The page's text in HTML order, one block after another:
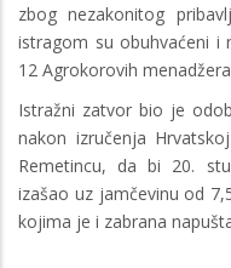
zbog nezakonitog
istragom su obuhvaćeni i
12 Agrokorovih
Istražni zatvor bio je
nakon izručenja
Remetincu, da bi 20.
izašao uz jamčevinu od
kojima je i zabrana